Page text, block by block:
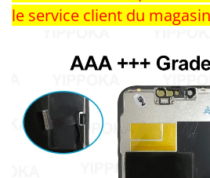
n
L
C
D
le service client du